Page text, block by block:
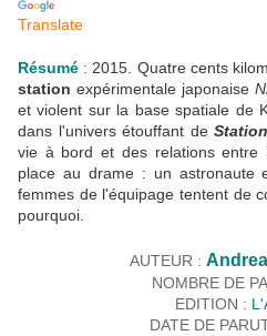
Translate
Résumé : 2015. Quatre cents
station expérimentale japonaise
et violent sur la base spatiale de
dans l'univers étouffant de
vie à bord et des relations entre
place au drame : un astronaute
femmes de l'équipage tentent de
pourquoi.
AUTEUR :
NOMBRE DE
EDITION :
DATE DE